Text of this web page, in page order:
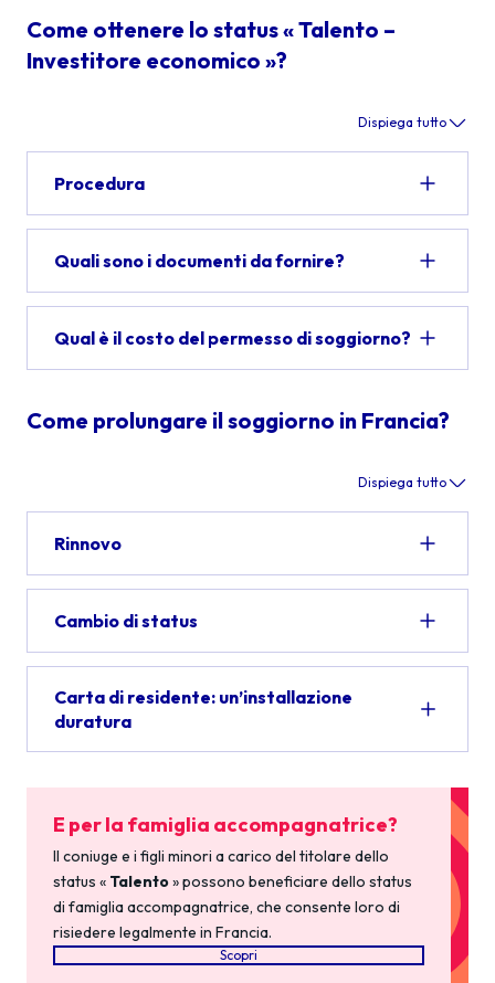
Come ottenere lo status « Talento –
Investitore economico »?
Dispiega tutto
Procedura
Quali sono i documenti da fornire?
Qual è il costo del permesso di soggiorno?
Come prolungare il soggiorno in Francia?
Dispiega tutto
Rinnovo
Cambio di status
Carta di residente: un’installazione
duratura
E per la famiglia accompagnatrice?
Il coniuge e i figli minori a carico del titolare dello
status « Talento» possono beneficiare dello status
di famiglia accompagnatrice, che consente loro di
risiedere legalmente in Francia.
Scopri